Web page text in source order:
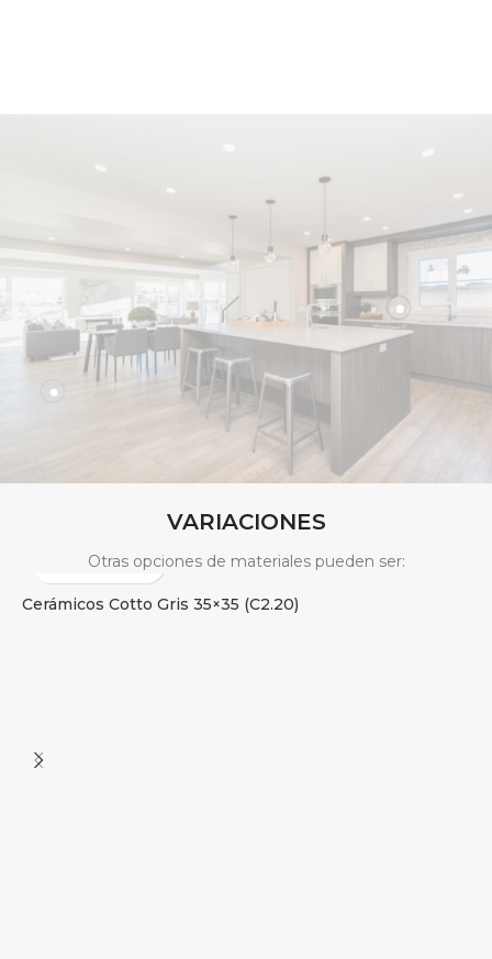
VARIACIONES
Otras opciones de materiales pueden ser: